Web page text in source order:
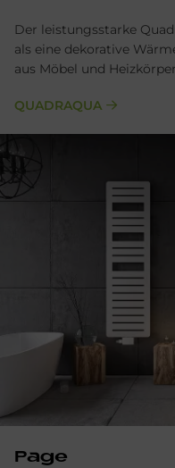
Der leistungsstarke
als eine dekorative
aus Möbel und
QUADRAQUA
Page